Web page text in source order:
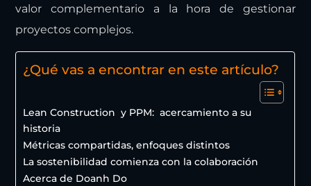
valor complementario a la hora de gestionar
proyectos complejos.
¿Qué vas a encontrar en este artículo?
Lean Construction y PPM: acercamiento a su
historia
Métricas compartidas, enfoques distintos
La sostenibilidad comienza con la colaboración
Acerca de Doanh Do